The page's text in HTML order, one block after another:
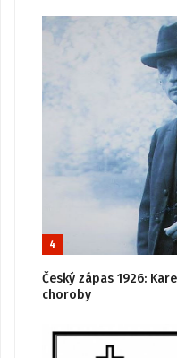
4
Český zápas 1926:
choroby